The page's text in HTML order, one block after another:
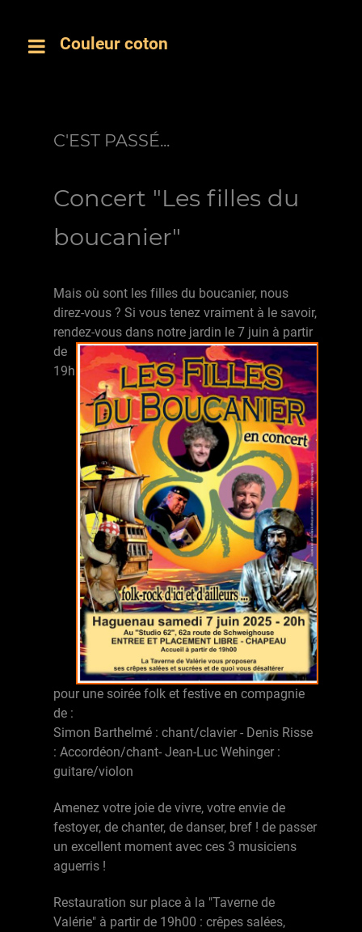
Couleur coton
C'EST PASSÉ...
Concert "Les filles du
boucanier"
Mais où sont les filles du boucanier, nous
direz-vous ? Si vous tenez vraiment à le savoir,
rendez-vous dans notre jardin le 7 juin à partir
de
19h
pour une soirée folk et festive en compagnie
de :
Simon Barthelmé : chant/clavier - Denis Risse
: Accordéon/chant- Jean-Luc Wehinger :
guitare/violon
Amenez votre joie de vivre, votre envie de
festoyer, de chanter, de danser, bref ! de passer
un excellent moment avec ces 3 musiciens
aguerris !
Restauration sur place à la "Taverne de
Valérie" à partir de 19h00 : crêpes salées,